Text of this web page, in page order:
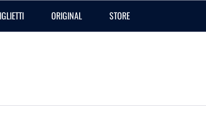
ORIGINAL STORE